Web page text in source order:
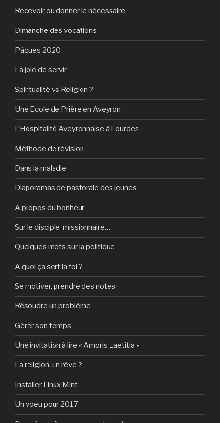
Recevoir ou donner le nécessaire
Dimanche des vocations
Pâques 2020
La joie de servir
Spiritualité vs Religion ?
Une Ecole de Prière en Aveyron
L’Hospitalité Aveyronnaise à Lourdes
Méthode de révision
Dans la maladie
Diaporamas de pastorale des jeunes
A propos du bonheur
Sur le disciple-missionnaire…
Quelques mots sur la politique
A quoi ça sert la foi ?
Se motiver, prendre des notes
Résoudre un problème
Gérer son temps
Une invitation à lire « Amoris Laetitia »
La religion, un rêve ?
Installer Linux Mint
Un voeu pour 2017